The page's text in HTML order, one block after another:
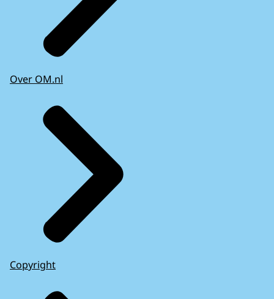
Over OM.nl
Copyright